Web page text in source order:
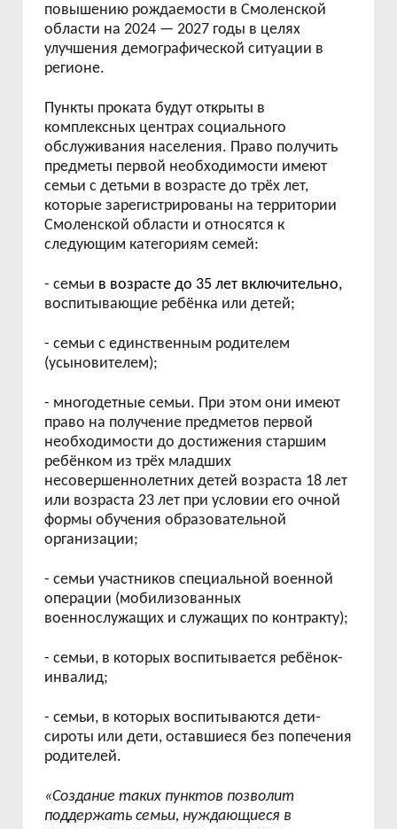
повышению рождаемости в Смоленской
области на 2024 — 2027 годы в целях
улучшения демографической ситуации в
регионе.
Пункты проката будут открыты в
комплексных центрах социального
обслуживания населения. Право получить
предметы первой необходимости имеют
семьи с детьми в возрасте до трёх лет,
которые зарегистрированы на территории
Смоленской области и относятся к
следующим категориям семей:
- семьи в возрасте до 35 лет включительно,
воспитывающие ребёнка или детей;
- семьи с единственным родителем
(усыновителем);
- многодетные семьи. При этом они имеют
право на получение предметов первой
необходимости до достижения старшим
ребёнком из трёх младших
несовершеннолетних детей возраста 18 лет
или возраста 23 лет при условии его очной
формы обучения образовательной
организации;
- семьи участников специальной военной
операции (мобилизованных
военнослужащих и служащих по контракту);
- семьи, в которых воспитывается ребёнок-
инвалид;
- семьи, в которых воспитываются дети-
сироты или дети, оставшиеся без попечения
родителей.
«Создание таких пунктов позволит
поддержать семьи, нуждающиеся в